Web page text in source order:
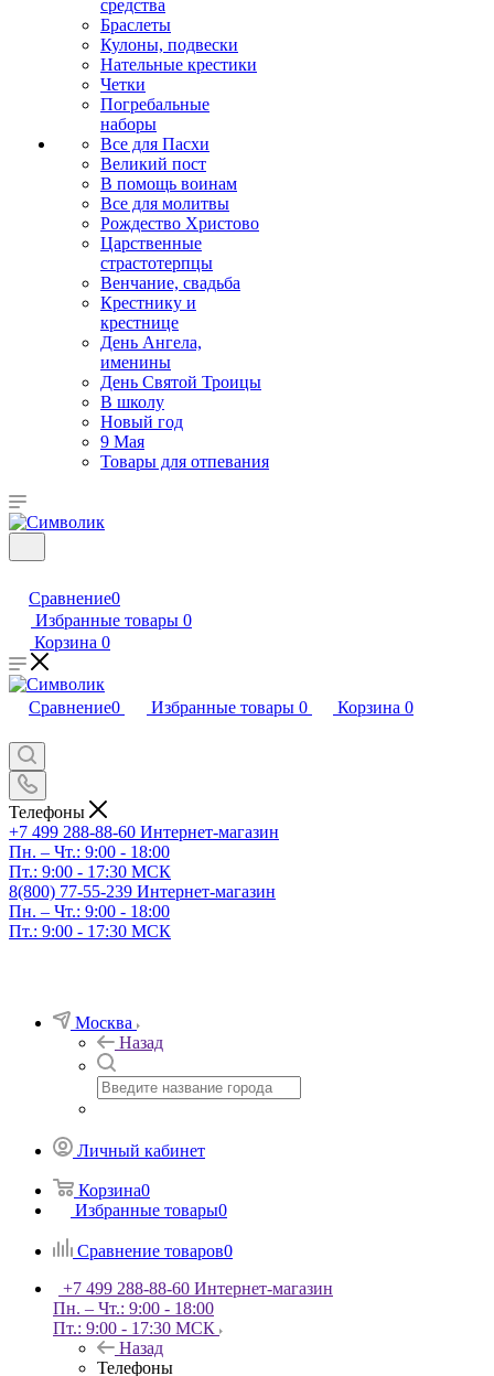
средства
Браслеты
Кулоны, подвески
Нательные крестики
Четки
Погребальные
наборы
Все для Пасхи
Великий пост
В помощь воинам
Все для молитвы
Рождество Христово
Царственные
страстотерпцы
Венчание, свадьба
Крестнику и
крестнице
День Ангела,
именины
День Святой Троицы
В школу
Новый год
9 Мая
Товары для отпевания
Сравнение0
Избранные товары 0
Корзина 0
Сравнение0 Избранные товары 0 Корзина 0
Телефоны
+7 499 288-88-60 Интернет-магазин
Пн. – Чт.: 9:00 - 18:00
Пт.: 9:00 - 17:30 МСК
8(800) 77-55-239 Интернет-магазин
Пн. – Чт.: 9:00 - 18:00
Пт.: 9:00 - 17:30 МСК
Москва
Назад
Личный кабинет
Корзина0
Избранные товары0
Сравнение товаров0
+7 499 288-88-60 Интернет-магазин
Пн. – Чт.: 9:00 - 18:00
Пт.: 9:00 - 17:30 МСК
Назад
Телефоны